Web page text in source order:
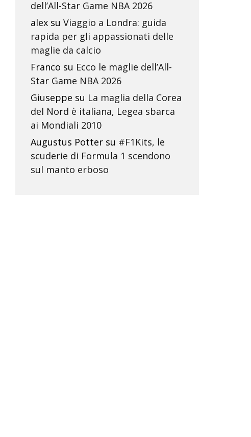
dell’All-Star Game NBA 2026
alex su Viaggio a Londra: guida
rapida per gli appassionati delle
maglie da calcio
Franco su Ecco le maglie dell’All-
Star Game NBA 2026
Giuseppe su La maglia della Corea
del Nord è italiana, Legea sbarca
ai Mondiali 2010
Augustus Potter su #F1Kits, le
scuderie di Formula 1 scendono
sul manto erboso